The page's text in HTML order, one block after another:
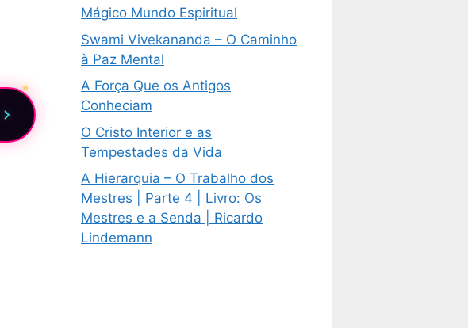
Mágico Mundo Espiritual
Swami Vivekananda – O Caminho
à Paz Mental
A Força Que os Antigos
Conheciam
O Cristo Interior e as
Tempestades da Vida
A Hierarquia – O Trabalho dos
Mestres | Parte 4 | Livro: Os
Mestres e a Senda | Ricardo
Lindemann